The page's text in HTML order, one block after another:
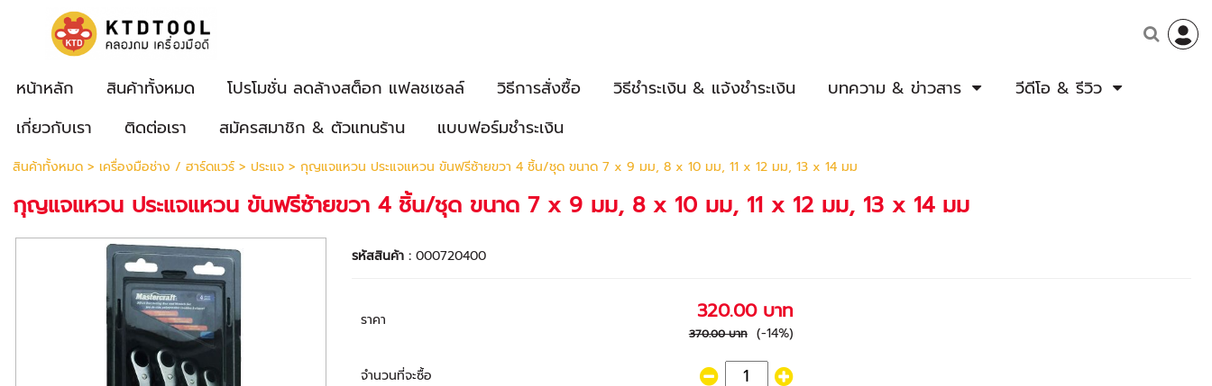
หน้าหลัก สินค้าทั้งหมด โปรโมชั่น ลดล้างสต็อก แฟลชเซลล์ วิธีการสั่งซื้อ วิธีชำระเงิน & แจ้งชำระเงิน บทความ & ข่าวสาร
วีดีโอ & รีวิว
เกี่ยวกับเรา
ติดต่อเรา สมัครสมาชิก & ตัวแทนร้าน แบบฟอร์มชำระเงิน
สินค้าทั้งหมด> เครื่องมือช่าง / ฮาร์ดแวร์> ประแจ > กุญแจแหวน ประแจแหวน ขันฟรีซ้ายขวา 4 ชิ้น/ชุด ขนาด 7 x 9 มม, 8 x 10 มม, 11 x 12 มม, 13 x 14 มม
กุญแจแหวน ประแจแหวน ขันฟรีซ้ายขวา 4 ชิ้น/ชุด ขนาด 7 x 9 มม, 8 x 10 มม, 11 x 12 มม, 13 x 14 มม
รหัสสินค้า : 000720400
ราคา 320.00 บาท
370.00 บาท (-14%)
จำนวนที่จะซื้อ